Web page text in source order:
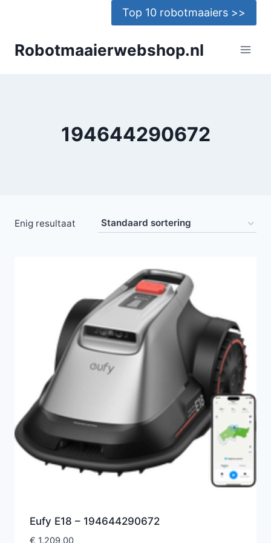
Top 10 robotmaaiers >>
Robotmaaierwebshop.nl
194644290672
Enig resultaat
Eufy E18 – 194644290672
€ 1.209,00